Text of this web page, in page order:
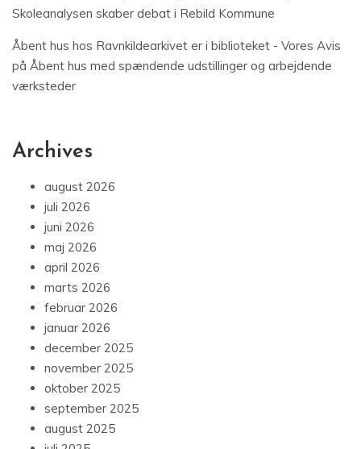
Skoleanalysen skaber debat i Rebild Kommune
Åbent hus hos Ravnkildearkivet er i biblioteket - Vores Avis
på Åbent hus med spændende udstillinger og arbejdende
værksteder
Archives
august 2026
juli 2026
juni 2026
maj 2026
april 2026
marts 2026
februar 2026
januar 2026
december 2025
november 2025
oktober 2025
september 2025
august 2025